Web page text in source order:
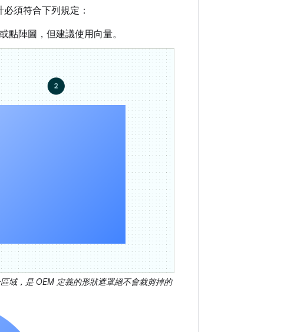
須符合下列規定：
點陣圖，但建議使用向量。
域，是 OEM 定義的形狀遮罩絕不會裁剪掉的